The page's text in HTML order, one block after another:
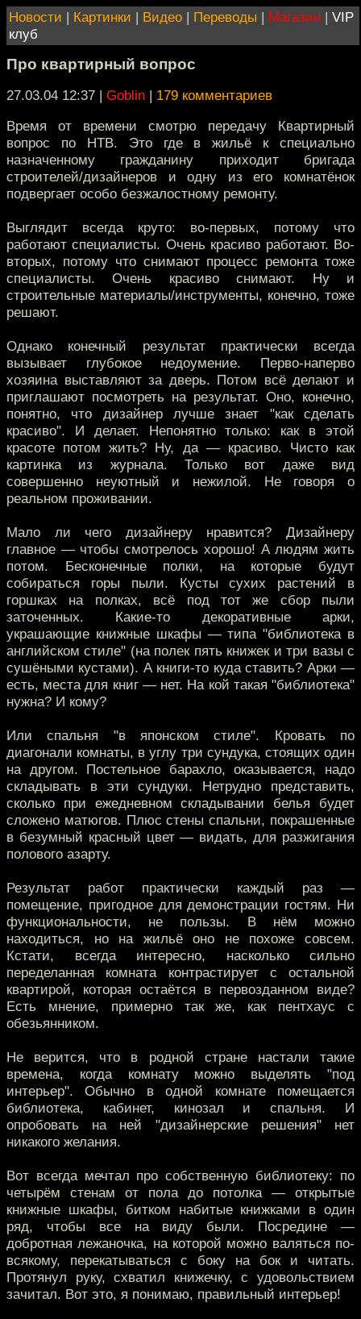
Новости | Картинки | Видео | Переводы | Магазин | VIP
клуб
Про квартирный вопрос
27.03.04 12:37 | Goblin | 179 комментариев
Время от времени смотрю передачу Квартирный
вопрос по НТВ. Это где в жильё к специально
назначенному гражданину приходит бригада
строителей/дизайнеров и одну из его комнатёнок
подвергает особо безжалостному ремонту.
Выглядит всегда круто: во-первых, потому что
работают специалисты. Очень красиво работают. Во-
вторых, потому что снимают процесс ремонта тоже
специалисты. Очень красиво снимают. Ну и
строительные материалы/инструменты, конечно, тоже
решают.
Однако конечный результат практически всегда
вызывает глубокое недоумение. Перво-наперво
хозяина выставляют за дверь. Потом всё делают и
приглашают посмотреть на результат. Оно, конечно,
понятно, что дизайнер лучше знает "как сделать
красиво". И делает. Непонятно только: как в этой
красоте потом жить? Ну, да — красиво. Чисто как
картинка из журнала. Только вот даже вид
совершенно неуютный и нежилой. Не говоря о
реальном проживании.
Мало ли чего дизайнеру нравится? Дизайнеру
главное — чтобы смотрелось хорошо! А людям жить
потом. Бесконечные полки, на которые будут
собираться горы пыли. Кусты сухих растений в
горшках на полках, всё под тот же сбор пыли
заточенных. Какие-то декоративные арки,
украшающие книжные шкафы — типа "библиотека в
английском стиле" (на полек пять книжек и три вазы с
сушёными кустами). А книги-то куда ставить? Арки —
есть, места для книг — нет. На кой такая "библиотека"
нужна? И кому?
Или спальня "в японском стиле". Кровать по
диагонали комнаты, в углу три сундука, стоящих один
на другом. Постельное барахло, оказывается, надо
складывать в эти сундуки. Нетрудно представить,
сколько при ежедневном складывании белья будет
сложено матюгов. Плюс стены спальни, покрашенные
в безумный красный цвет — видать, для разжигания
полового азарту.
Результат работ практически каждый раз —
помещение, пригодное для демонстрации гостям. Ни
функциональности, не пользы. В нём можно
находиться, но на жильё оно не похоже совсем.
Кстати, всегда интересно, насколько сильно
переделанная комната контрастирует с остальной
квартирой, которая остаётся в первозданном виде?
Есть мнение, примерно так же, как пентхаус с
обезьянником.
Не верится, что в родной стране настали такие
времена, когда комнату можно выделять "под
интерьер". Обычно в одной комнате помещается
библиотека, кабинет, кинозал и спальня. И
опробовать на ней "дизайнерские решения" нет
никакого желания.
Вот всегда мечтал про собственную библиотеку: по
четырём стенам от пола до потолка — открытые
книжные шкафы, битком набитые книжками в один
ряд, чтобы все на виду были. Посредине —
добротная лежаночка, на которой можно валяться по-
всякому, перекатываться с боку на бок и читать.
Протянул руку, схватил книжечку, с удовольствием
зачитал. Вот это, я понимаю, правильный интерьер!